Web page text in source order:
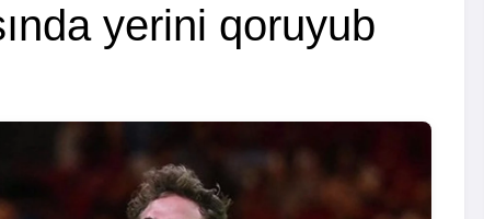
yerini qoruyub